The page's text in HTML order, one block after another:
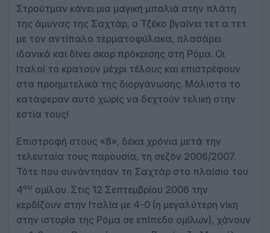
Στρούτμαν κάνει μια μαγική μπαλιά στην πλάτη
της άμυνας της Σαχτάρ, ο Τζέκο βγαίνει τετ α τετ
με τον αντίπαλο τερματοφύλακα, πλασάρει
ιδανικά και δίνει σκορ πρόκρισης στη Ρόμα. Οι
Ιταλοί το κρατούν μέχρι τέλους και επιστρέφουν
στα προημιτελικά της διοργάνωσης. Μάλιστα το
κατάφεραν αυτό χωρίς να δεχτούν τελική στην
εστία τους!
Επιστροφή στους «8», δέκα χρόνια μετά την
τελευταία τους παρουσία, τη σεζόν 2006/2007.
Τότε που συνάντησαν τη Σαχτάρ στο πλαίσιο του
4ου ομίλου. Στις 12 Σεπτεμβρίου 2006 την
κερδίζουν στην Ιταλία με 4-0 (η μεγαλύτερη νίκη
στην ιστορία της Ρόμα σε επίπεδο ομίλων), χάνουν